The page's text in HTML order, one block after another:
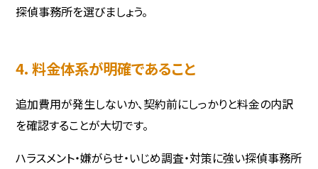
探偵事務所を選びましょう。
4. 料金体系が明確であること
追加費用が発生しないか、契約前にしっかりと料金の内訳
を確認することが大切です。
ハラスメント・嫌がらせ・いじめ調査・対策に強い探偵事務所